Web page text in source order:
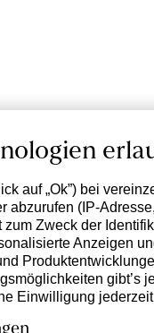
auf „Ok”) bei
abzurufen (IP-
Zweck der
Anzeigen
gibt’s
Einwilligung